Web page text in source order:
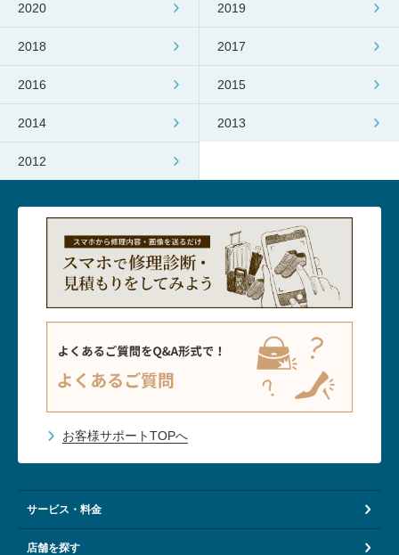
2020 2019
2018 2017
2016 2015
2014 2013
2012
お客様サポートTOPへ
サービス・料金
店舗を探す